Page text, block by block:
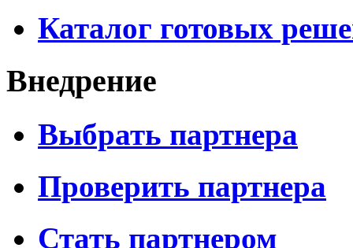
Каталог готовых
Внедрение
Выбрать партнера
Проверить партнера
Стать партнером